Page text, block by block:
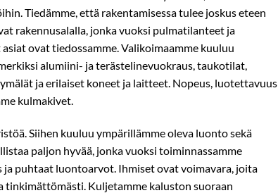
Tiedämme, että rakentamisessa tulee joskus eteen
rakennusalalla, jonka vuoksi pulmatilanteet ja
ovat tiedossamme. Valikoimaamme kuuluu
alumiini- ja terästelinevuokraus, taukotilat,
ja erilaiset koneet ja laitteet. Nopeus, luotettavuus
kulmakivet.
Siihen kuuluu ympärillämme oleva luonto sekä
paljon hyvää, jonka vuoksi toiminnassamme
ja puhtaat luontoarvot. Ihmiset ovat voimavara, joita
tinkimättömästi. Kuljetamme kaluston suoraan